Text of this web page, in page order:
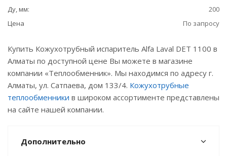
Ду, мм:
200
Цена
По запросу
Купить Кожухотрубный испаритель Alfa Laval DET 1100 в
Алматы по доступной цене Вы можете в магазине
компании «Теплообменник». Мы находимся по адресу г.
Алматы, ул. Сатпаева, дом 133/4. Кожухотрубные
теплообменники в широком ассортименте представлены
на сайте нашей компании.
Дополнительно